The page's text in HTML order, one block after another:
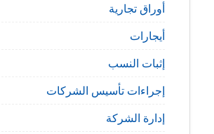
أوراق تجارية
أيجارات
إثبات النسب
إجراءات تأسيس الشركات
إدارة الشركة